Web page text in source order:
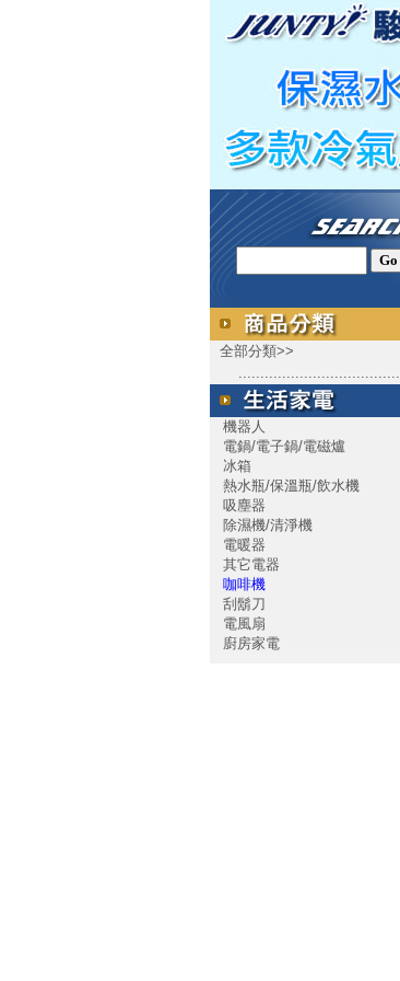
全部分類>>
.....................................
機器人
電鍋/電子鍋/電磁爐
冰箱
熱水瓶/保溫瓶/飲水機
吸塵器
除濕機/清淨機
電暖器
其它電器
咖啡機
刮鬍刀
電風扇
廚房家電